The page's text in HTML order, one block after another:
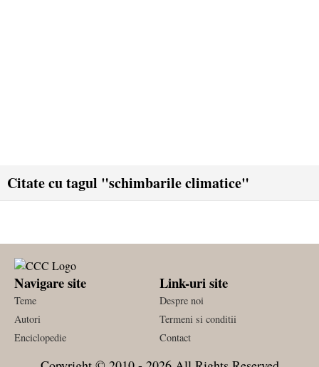
Citate cu tagul "schimbarile climatice"
Navigare site
Teme
Autori
Enciclopedie
Link-uri site
Despre noi
Termeni si conditii
Contact